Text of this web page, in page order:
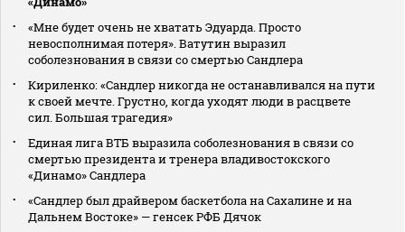
«Мне будет очень не хватать Эдуарда. Просто
невосполнимая потеря». Ватутин выразил
соболезнования в связи со смертью Сандлера
Кириленко: «Сандлер никогда не останавливался на пути
к своей мечте. Грустно, когда уходят люди в расцвете
сил. Большая трагедия»
Единая лига ВТБ выразила соболезнования в связи со
смертью президента и тренера владивостокского
«Динамо» Сандлера
«Сандлер был драйвером баскетбола на Сахалине и на
Дальнем Востоке» — генсек РФБ Дячок